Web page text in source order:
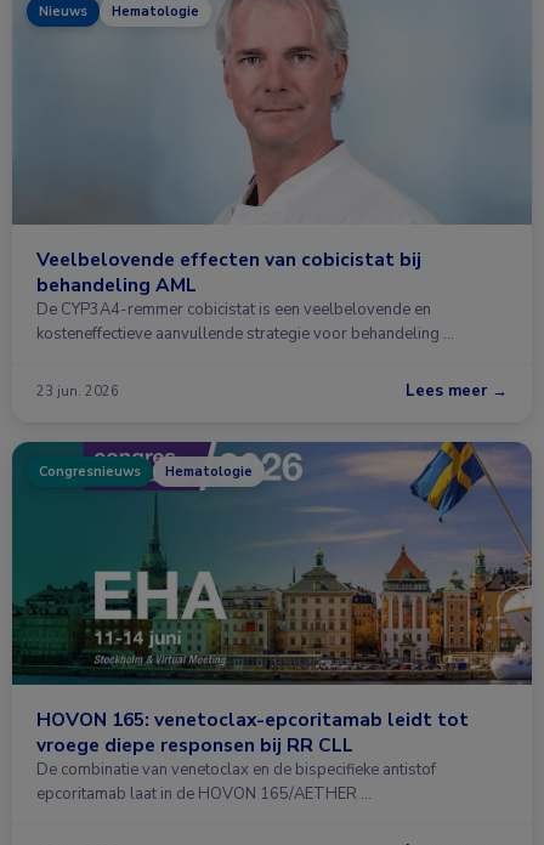
Nieuws Hematologie
Veelbelovende effecten van cobicistat bij
behandeling AML
De CYP3A4-remmer cobicistat is een veelbelovende en
kosteneffectieve aanvullende strategie voor behandeling …
23 jun. 2026 Lees meer →
Congresnieuws Hematologie
HOVON 165: venetoclax-epcoritamab leidt tot
vroege diepe responsen bij RR CLL
De combinatie van venetoclax en de bispecifieke antistof
epcoritamab laat in de HOVON 165/AETHER …